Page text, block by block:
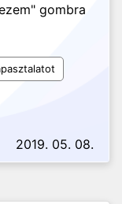
gombra
2019. 05. 08.